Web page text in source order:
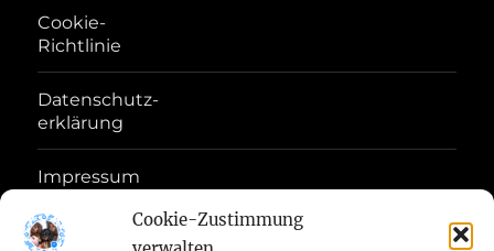
Cookie-Zustimmung
Cookie-
Richtlinie
Datenschutz-
erklärung
Impressum